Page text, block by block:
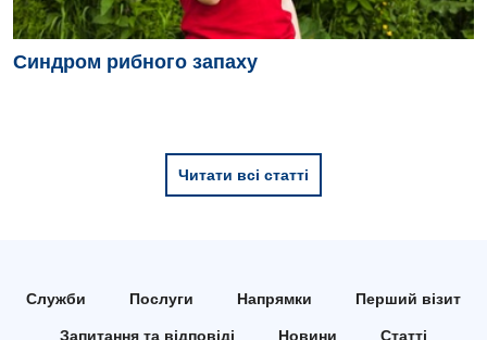
Синдром рибного запаху
Читати всі статті
Служби Послуги Напрямки Перший візит
Запитання та відповіді Новини Статті